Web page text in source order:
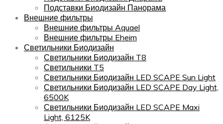
Подставки Биодизайн Панорама
Внешние фильтры
Внешние фильтры Aquael
Внешние фильтры Eheim
Светильники Биодизайн
Светильники Биодизайн T8
Светильники T5
Светильники Биодизайн LED SCAPE Sun Light
Светильники Биодизайн LED SCAPE Day Light,
6500K
Светильники Биодизайн LED SCAPE Maxi
Light, 6125K